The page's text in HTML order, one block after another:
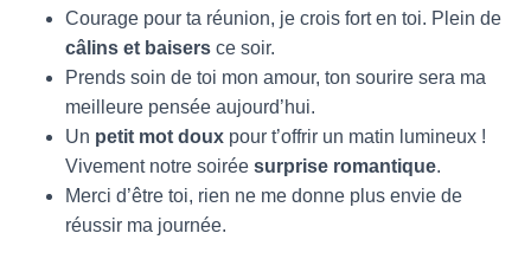
Courage pour ta réunion, je crois fort en toi. Plein de
câlins et baisers ce soir.
Prends soin de toi mon amour, ton sourire sera ma
meilleure pensée aujourd’hui.
Un petit mot doux pour t’offrir un matin lumineux !
Vivement notre soirée surprise romantique.
Merci d’être toi, rien ne me donne plus envie de
réussir ma journée.